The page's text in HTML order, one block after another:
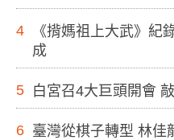
4
《揹媽祖上大武》紀
成
5 白宮召4大巨頭開會
6 臺灣從棋子轉型 林佳